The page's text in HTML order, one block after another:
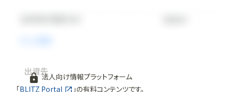
法人向け情報プラットフォーム
「BLITZ Portal 」の有料コンテンツです。
出資先